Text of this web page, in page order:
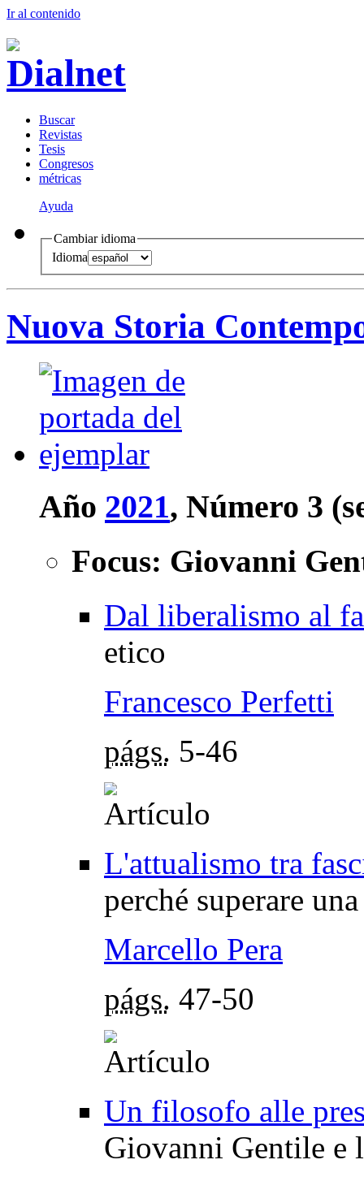
Ir al contenido
Buscar
Revistas
Tesis
Congresos
métricas
Ayuda
Cambiar idioma
Idioma
Nuova Storia
Año 2021, Número 3
Focus: Giovanni
Dal liberalismo al
etico
Francesco Perfetti
págs. 5-46
L'attualismo tra
perché superare
Marcello Pera
págs. 47-50
Un filosofo alle
Giovanni Gentile e